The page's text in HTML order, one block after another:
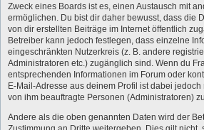
Zweck eines Boards ist es, einen Austausch mit
ermöglichen. Du bist dir daher bewusst, dass die
von dir erstellten Beiträge im Internet öffentlich
Betreiber kann jedoch festlegen, dass einzelne
eingeschränkten Nutzerkreis (z. B. andere
Administratoren etc.) zugänglich sind. Wenn du
entsprechenden Informationen im Forum oder
E-Mail-Adresse aus deinem Profil ist dabei
von ihm beauftragte Personen (Administratoren)
Andere als die oben genannten Daten wird der